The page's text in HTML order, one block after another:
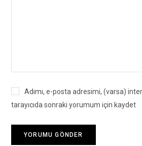
Adımı, e-posta adresimi, (varsa)
tarayıcıda sonraki yorumum için kaydet